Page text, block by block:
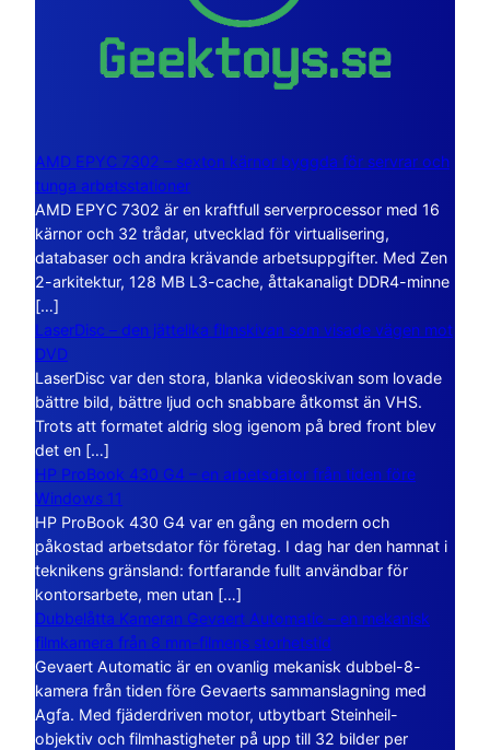
AMD EPYC 7302 – sexton kärnor byggda för servrar och
tunga arbetsstationer
AMD EPYC 7302 är en kraftfull serverprocessor med 16
kärnor och 32 trådar, utvecklad för virtualisering,
databaser och andra krävande arbetsuppgifter. Med Zen
2-arkitektur, 128 MB L3-cache, åttakanaligt DDR4-minne
[…]
LaserDisc – den jättelika filmskivan som visade vägen mot
DVD
LaserDisc var den stora, blanka videoskivan som lovade
bättre bild, bättre ljud och snabbare åtkomst än VHS.
Trots att formatet aldrig slog igenom på bred front blev
det en […]
HP ProBook 430 G4 – en arbetsdator från tiden före
Windows 11
HP ProBook 430 G4 var en gång en modern och
påkostad arbetsdator för företag. I dag har den hamnat i
teknikens gränsland: fortfarande fullt användbar för
kontorsarbete, men utan […]
Dubbelåtta Kameran Gevaert Automatic – en mekanisk
filmkamera från 8 mm-filmens storhetstid
Gevaert Automatic är en ovanlig mekanisk dubbel-8-
kamera från tiden före Gevaerts sammanslagning med
Agfa. Med fjäderdriven motor, utbytbart Steinheil-
objektiv och filmhastigheter på upp till 32 bilder per